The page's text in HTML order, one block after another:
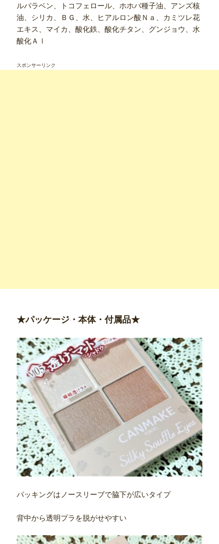
ルパラベン、トコフェロール、ホホバ種子油、アンズ核
油、シリカ、ＢＧ、水、ヒアルロン酸Ｎａ、カミツレ花
エキス、マイカ、酸化鉄、酸化チタン、グンジョウ、水
酸化Ａｌ
スポンサーリンク
★パッケージ・本体・付属品★
パッキングはノースリーブで脇下が広いタイプ
背中から透明プラを脱がせやすい